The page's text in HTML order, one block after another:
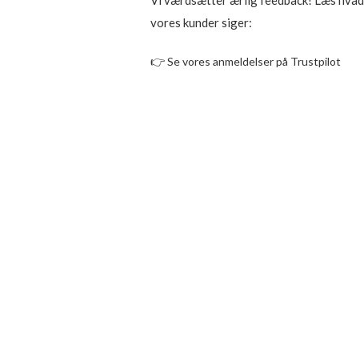
vores kunder siger:
👉Se vores anmeldelser på Trustpilot